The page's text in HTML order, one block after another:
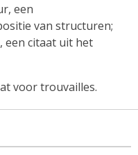
een
van structuren;
een citaat uit het
voor trouvailles.